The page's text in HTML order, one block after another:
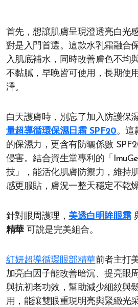
首先，想讓肌膚呈現澄透亮白光
對是入門首選。這款水乳霜融合
入肌底補水，同時改善膚色不均
不黏膩，早晚皆可使用，長期使
澤。
白天護膚時，別忘了加入防護保
量超導循環保濕日霜 SPF20。這
的保濕力，更含有防曬係數
侵害。結合資生堂專利的「
技」，能活化肌膚防禦力，維持
感更服貼，膚況一整天穩定不乾燥
針對眼周護理，美透白明眸眼霜
精華可說是完美組合。
紅妍超導循環眼部精華前者主打
加亮白因子能改善暗沉、提亮眼
與抗初老功效，幫助減少細紋與
用，能讓雙眼重現明亮與緊緻光